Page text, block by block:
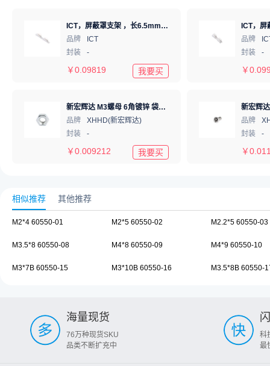
ICT，屏蔽罩支架 ，长6.5mm*高1.22mm，ICSRC6508-030SFR
品牌
ICT
封装
-
￥0.09819 我要买
品牌
封装
-
￥
新宏辉达 M3螺母 6角镀锌 袋装 hexagon nut M3
品牌
XHHD(新宏辉达)
封装
-
￥0.009212 我要买
品牌
封装
-
￥
相似推荐 其他推荐
M2*4 60550-01 M2*5 60550-02 M2.2*5 60550-03
M3.5*8 60550-08 M4*8 60550-09 M4*9 60550-10
M3*7B 60550-15 M3*10B 60550-16 M3.5*8B 60550-
海量现货
76万种现货SKU
品类不断扩充中
科
最